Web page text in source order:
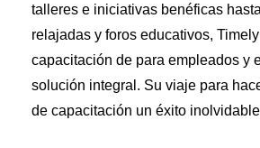
talleres e iniciativas benéficas
relajadas y foros educativos,
capacitación de para empleados y
solución integral. Su viaje para
de capacitación un éxito